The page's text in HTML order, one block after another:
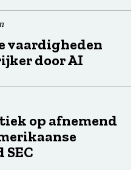
vaardigheden
door AI
op afnemend